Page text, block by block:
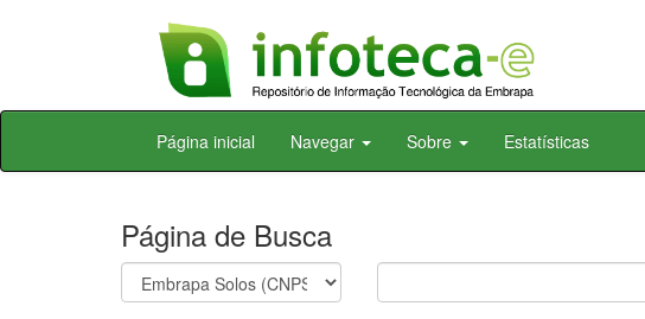
Skip
Página inicial Navegar Sobre Estatísticas
Página de Busca